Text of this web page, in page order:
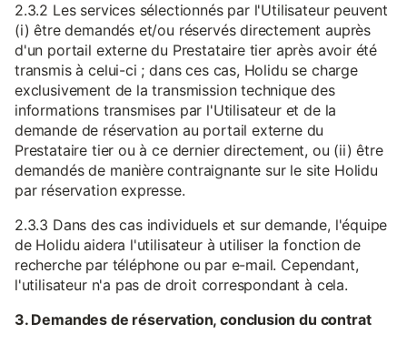
2.3.2 Les services sélectionnés par l'Utilisateur peuvent
(i) être demandés et/ou réservés directement auprès
d'un portail externe du Prestataire tier après avoir été
transmis à celui-ci ; dans ces cas, Holidu se charge
exclusivement de la transmission technique des
informations transmises par l'Utilisateur et de la
demande de réservation au portail externe du
Prestataire tier ou à ce dernier directement, ou (ii) être
demandés de manière contraignante sur le site Holidu
par réservation expresse.
2.3.3 Dans des cas individuels et sur demande, l'équipe
de Holidu aidera l'utilisateur à utiliser la fonction de
recherche par téléphone ou par e-mail. Cependant,
l'utilisateur n'a pas de droit correspondant à cela.
3. Demandes de réservation, conclusion du contrat